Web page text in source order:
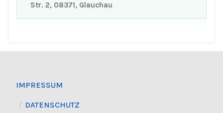
Str. 2, 08371, Glauchau
IMPRESSUM
DATENSCHUTZ